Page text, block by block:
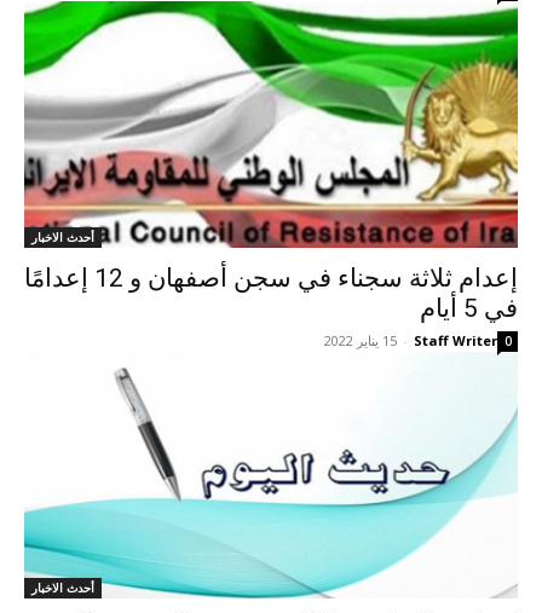
أحدث الاخبار
إعدام ثلاثة سجناء في سجن أصفهان و 12 إعدامًا
في 5 أيام
Staff Writer
- 15 يناير 2022 0
أحدث الاخبار